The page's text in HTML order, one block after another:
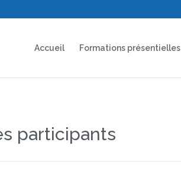
Accueil Formations présentielles
participants